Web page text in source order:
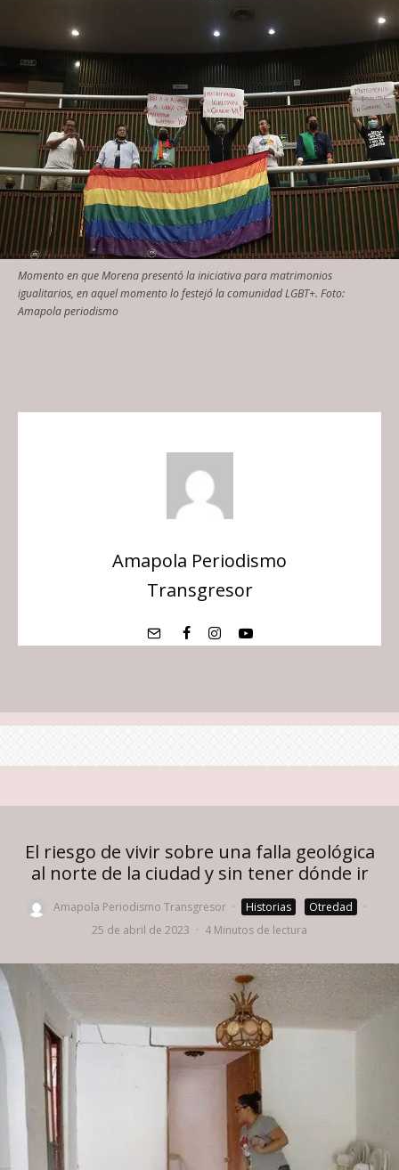
Momento en que Morena presentó la iniciativa para matrimonios
igualitarios, en aquel momento lo festejó la comunidad LGBT+. Foto:
Amapola periodismo
Amapola Periodismo
Transgresor
El riesgo de vivir sobre una falla geológica
al norte de la ciudad y sin tener dónde ir
Amapola Periodismo Transgresor · Historias Otredad
·
25 de abril de 2023 · 4 Minutos de lectura